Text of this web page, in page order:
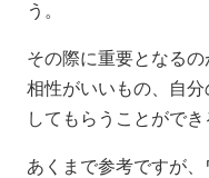
う。
その際に重要となる
相性がいいもの、自
してもらうことができ
あくまで参考ですが